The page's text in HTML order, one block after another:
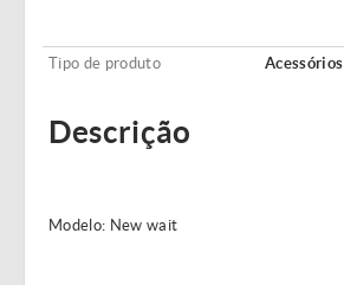
Tipo de produto Acessórios
Descrição
Modelo: New wait